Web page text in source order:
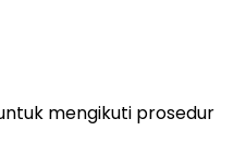
mengikuti prosedur